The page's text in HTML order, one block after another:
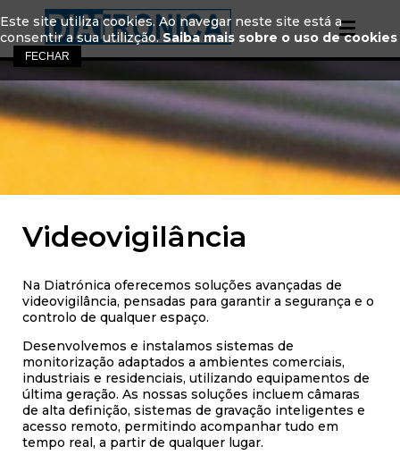
Videovigilância
Na Diatrónica oferecemos soluções avançadas de
videovigilância, pensadas para garantir a segurança e o
controlo de qualquer espaço.
Desenvolvemos e instalamos sistemas de
monitorização adaptados a ambientes comerciais,
industriais e residenciais, utilizando equipamentos de
última geração. As nossas soluções incluem câmaras
de alta definição, sistemas de gravação inteligentes e
acesso remoto, permitindo acompanhar tudo em
tempo real, a partir de qualquer lugar.
Este site utiliza cookies. Ao navegar neste site está a
consentir a sua utilizção. Saiba mais sobre o uso de cookies